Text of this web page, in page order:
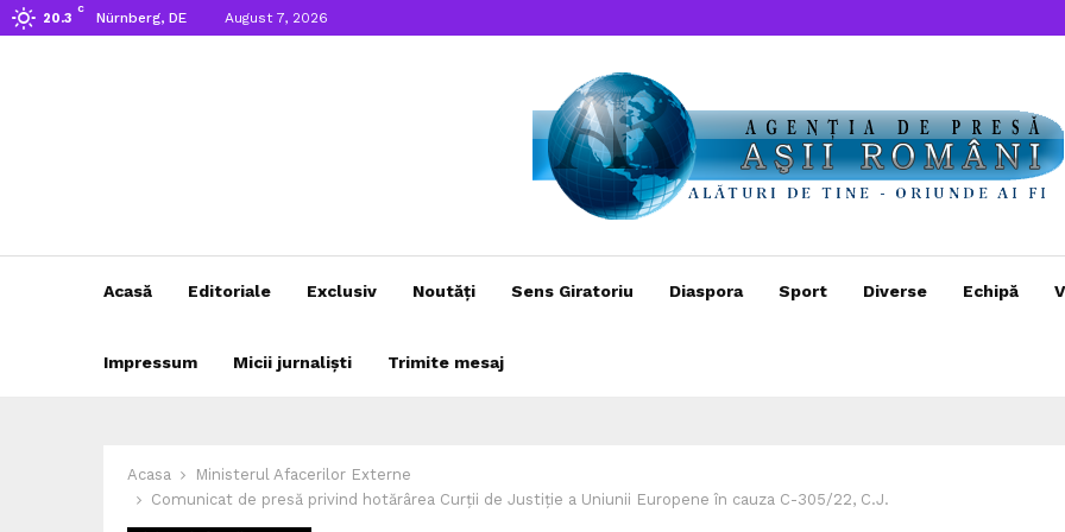
20.3
C
Nürnberg, DE August 7, 2026
Acasă Editoriale Exclusiv Noutăți Sens Giratoriu Diaspora Sport Diverse Echipă
Impressum Micii jurnaliști Trimite mesaj
Acasa
Ministerul Afacerilor Externe
Comunicat de presă privind hotărârea Curții de Justiție a Uniunii Europene în cauza C-305/22, C.J.